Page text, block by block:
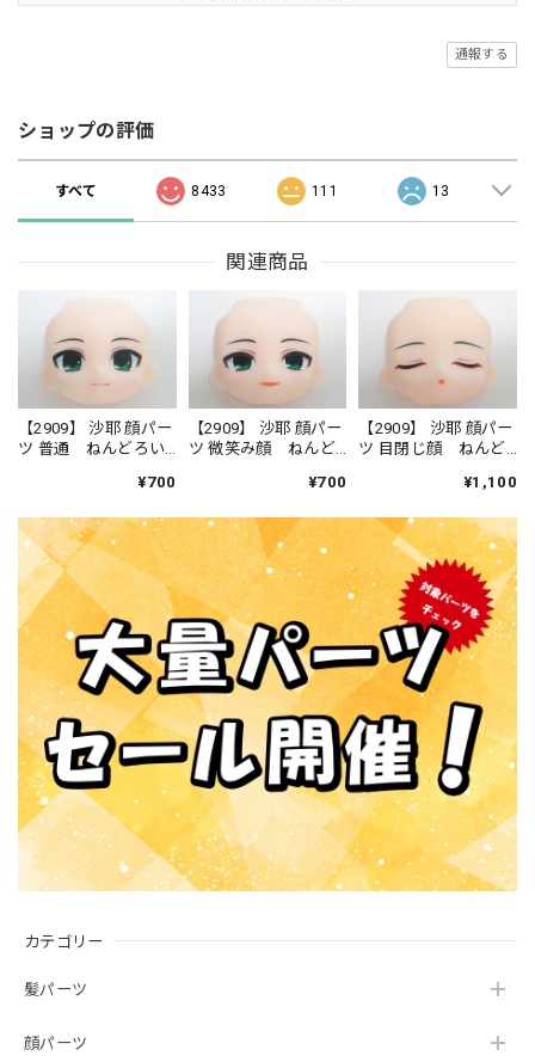
カテゴリー
髪パーツ
顔パーツ
通報する
ショップの評価
すべて 8433 111 13
関連商品
【2909】 沙耶 顔パー
ツ 普通 ねんどろい
¥700
【2909】 沙耶 顔パー
ツ 微笑み顔 ねんど
¥700
【2909】 沙耶 顔パー
ツ 目閉じ顔 ねんど
¥1,100